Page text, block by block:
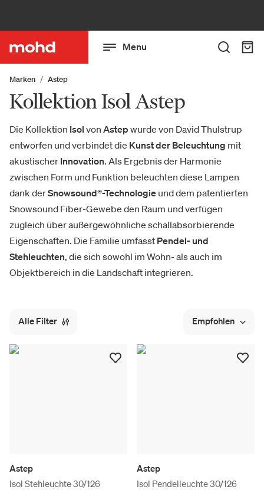
Menu
Marken Astep
Kollektion Isol Astep
Die Kollektion Isol von Astep wurde von David Thulstrup
entworfen und verbindet die Kunst der Beleuchtung mit
akustischer Innovation. Als Ergebnis der Harmonie
zwischen Form und Funktion beleuchten diese Lampen
dank derSnowsound®-Technologie und dem patentierten
Snowsound Fiber-Gewebe den Raum und verfügen
zugleich über außergewöhnliche schallabsorbierende
Eigenschaften. Die Familie umfasst Pendel- und
Stehleuchten, die sich sowohl im Wohn- als auch im
Objektbereich in die Landschaft integrieren.
Alle Filter Empfohlen
Astep
Isol Stehleuchte 30/126
Astep
Isol Pendelleuchte 30/126